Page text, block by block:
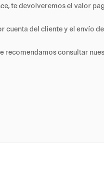
te devolveremos el valor
del cliente y el envío
recomendamos consultar